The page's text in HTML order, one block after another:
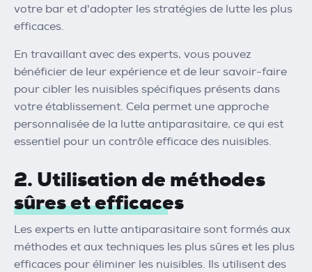
votre bar et d'adopter les stratégies de lutte les plus
efficaces.
En travaillant avec des experts, vous pouvez
bénéficier de leur expérience et de leur savoir-faire
pour cibler les nuisibles spécifiques présents dans
votre établissement. Cela permet une approche
personnalisée de la lutte antiparasitaire, ce qui est
essentiel pour un contrôle efficace des nuisibles.
2. Utilisation de méthodes
sûres et efficaces
Les experts en lutte antiparasitaire sont formés aux
méthodes et aux techniques les plus sûres et les plus
efficaces pour éliminer les nuisibles. Ils utilisent des